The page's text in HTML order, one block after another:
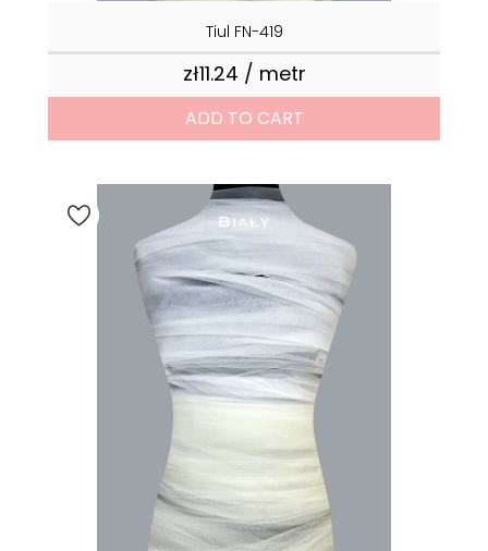
Tiul FN-419
zł11.24 / metrPrice
ADD TO CART